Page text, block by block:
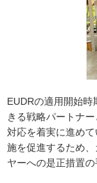
EUDRの適用開始
きる戦略パートナ
対応を着実に進め
施を促進するため
ヤーへの是正措置の